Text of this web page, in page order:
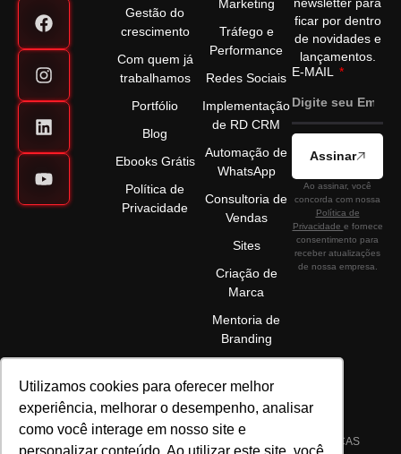
Utilizamos cookies para oferecer melhor
experiência, melhorar o desempenho, analisar
como você interage em nosso site e
Gestão do
crescimento
Com quem já
trabalhamos
Portfólio
Blog
Ebooks Grátis
Política de
Privacidade
Marketing
Tráfego e
Performance
Redes Sociais
Implementação
de RD CRM
Automação de
WhatsApp
Consultoria de
Vendas
Sites
Criação de
Marca
Mentoria de
Branding
newsletter para
ficar por dentro
de novidades e
lançamentos.
E-MAIL
Assinar
Ao assinar, você
concorda com nossa
Política de
Privacidade e fornece
consentimento para
receber atualizações
de nossa empresa.
©2025 ELÉVON - MARKETING DIGITAL E GESTÃO DE MARCAS